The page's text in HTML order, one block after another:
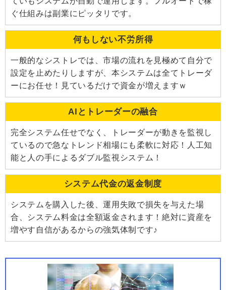
ぐ仕組みは副業にピッタリです。
何もしない不労所得
一般的なシストレでは、市場の流れを見極めて自分で
設定を止めたりしますが、本システムは全てトレーダ
ーにお任せ！見ているだけで資金が増えますｗ
AIとトレーダーの融合
完全システム任せでなく、トレーダーが動きを監視し
ているので急なトレンド相場にも柔軟に対応！人工知
能と人の手によるダブル監視システム！
システム代金の返金制度
システムを購入した後、運用失敗で損失を与えた場
合、システム料金は全額返金されます！絶対に資産を
増やす自信があるからの強気体制です♪